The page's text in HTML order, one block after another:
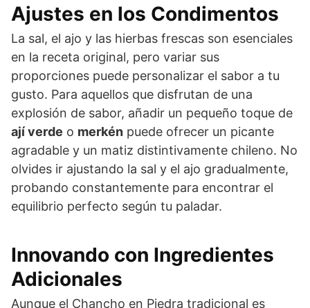
Ajustes en los Condimentos
La sal, el ajo y las hierbas frescas son esenciales
en la receta original, pero variar sus
proporciones puede personalizar el sabor a tu
gusto. Para aquellos que disfrutan de una
explosión de sabor, añadir un pequeño toque de
ají verde o merkén puede ofrecer un picante
agradable y un matiz distintivamente chileno. No
olvides ir ajustando la sal y el ajo gradualmente,
probando constantemente para encontrar el
equilibrio perfecto según tu paladar.
Innovando con Ingredientes
Adicionales
Aunque el Chancho en Piedra tradicional es